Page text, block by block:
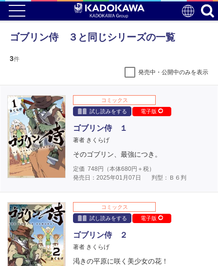
ゴブリン侍 ３と同じシリーズの一覧
3件
発売中・公開中のみを表示
コミックス
試し読みをする
電子版
ゴブリン侍 １
著者 きくらげ
そのゴブリン、最強につき。
定価 748 円（本体680円＋税）
発売日：2025年01月07日
判型：Ｂ６判
コミックス
試し読みをする
電子版
ゴブリン侍 ２
著者 きくらげ
渇きの平原に咲く美少女の花！